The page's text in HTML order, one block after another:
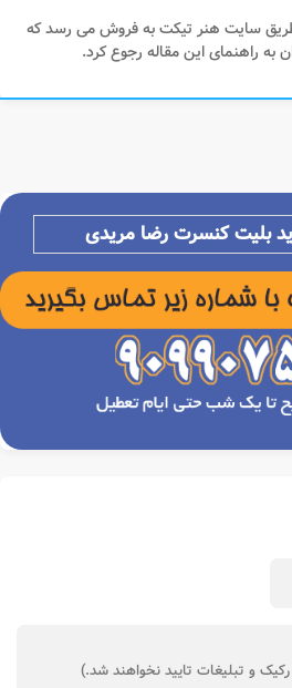
سایت هنر تیکت به فروش می رسد که
به راهنمای این مقاله رجوع کرد.
بلیت کنسرترضا مریدی